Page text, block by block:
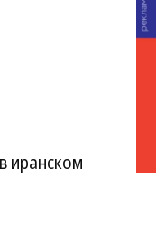
иранском